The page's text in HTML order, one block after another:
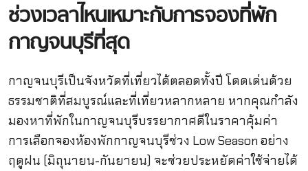
ช่วงเวลาไหนเหมาะกับการจองที่พัก
กาญจนบุรีที่สุด
กาญจนบุรีเป็นจังหวัดที่เที่ยวได้ตลอดทั้งปี โดดเด่นด้วย
ธรรมชาติที่สมบูรณ์และที่เที่ยวหลากหลาย หากคุณกำลัง
มองหาที่พักในกาญจนบุรีบรรยากาศดีในราคาคุ้มค่า
การเลือกจองห้องพักกาญจนบุรีช่วง Low Season อย่าง
ฤดูฝน (มิถุนายน-กันยายน) จะช่วยประหยัดค่าใช้จ่ายได้